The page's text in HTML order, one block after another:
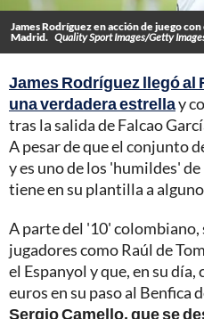
James Rodríguez en acción de juego
Madrid. Quality Sport Images/Getty
James Rodríguez llegó al
una verdadera estrellay
tras la salida de Falcao
A pesar de que el conjunto
y es uno de los 'humildes'
tiene en su plantilla a
A parte del '10'
jugadores como Raúl de
el Espanyol y que, en su
euros en su paso al Benfica
Sergio Camello, que se